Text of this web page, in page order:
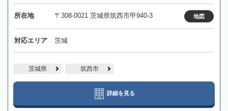
所在地 〒308-0021 茨城県筑西市甲940-3 地図
対応エリア 茨城
茨城県 筑西市
詳細を見る